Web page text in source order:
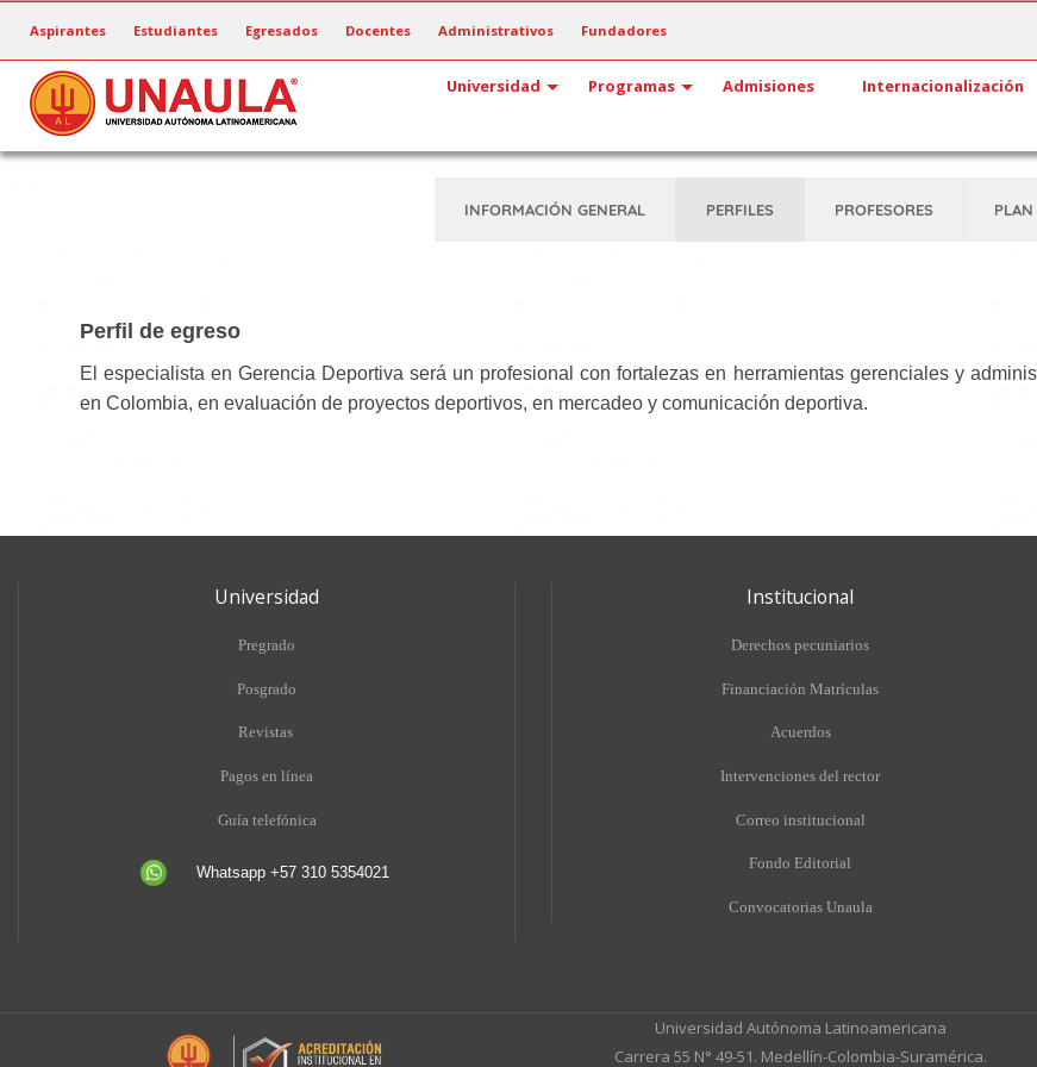
contenido
principal
Aspirantes Estudiantes Egresados Docentes Administrativos Fundadores
Universidad Programas Admisiones Internacionalización
INFORMACIÓN GENERAL PERFILES PROFESORES
Perfil de egreso
El especialista en Gerencia Deportiva será un profesional con fortalezas en herramientas gerenciales y
en Colombia, en evaluación de proyectos deportivos, en mercadeo y comunicación deportiva.
Universidad
Pregrado
Posgrado
Revistas
Pagos en línea
Guía telefónica
Whatsapp +57 310 5354021
Institucional
Derechos pecuniarios
Financiación Matrículas
Acuerdos
Intervenciones del rector
Correo institucional
Fondo Editorial
Convocatorias Unaula
Universidad Autónoma Latinoamericana
Carrera 55 N° 49-51. Medellín-Colombia-Suramérica.